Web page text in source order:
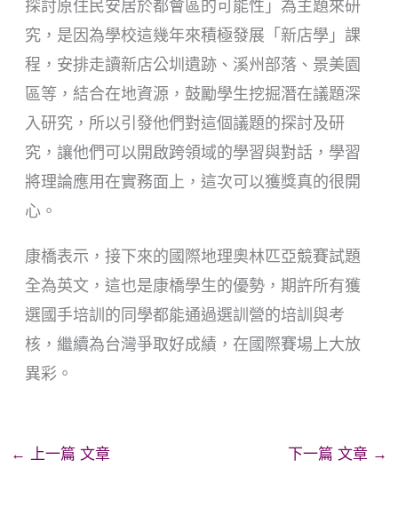
探討原住民安居於都會區的可能性」為主題來研
究，是因為學校這幾年來積極發展「新店學」課
程，安排走讀新店公圳遺跡、溪州部落、景美園
區等，結合在地資源，鼓勵學生挖掘潛在議題深
入研究，所以引發他們對這個議題的探討及研
究，讓他們可以開啟跨領域的學習與對話，學習
將理論應用在實務面上，這次可以獲獎真的很開
心。
康橋表示，接下來的國際地理奧林匹亞競賽試題
全為英文，這也是康橋學生的優勢，期許所有獲
選國手培訓的同學都能通過選訓營的培訓與考
核，繼續為台灣爭取好成績，在國際賽場上大放
異彩。
← 上一篇 文章 下一篇 文章 →